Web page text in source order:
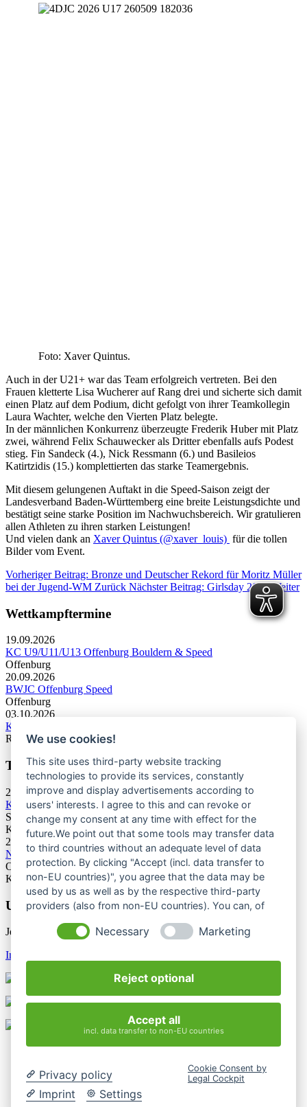
Foto: Xaver Quintus.
Auch in der U21+ war das Team erfolgreich vertreten. Bei den
Frauen kletterte Lisa Wucherer auf Rang drei und sicherte sich damit
einen Platz auf dem Podium, dicht gefolgt von ihrer Teamkollegin
Laura Wachter, welche den Vierten Platz belegte.
In der männlichen Konkurrenz überzeugte Frederik Huber mit Platz
zwei, während Felix Schauwecker als Dritter ebenfalls aufs Podest
stieg. Fin Sandeck (4.), Nick Ressmann (6.) und Basileios
Katirtzidis (15.) komplettierten das starke Teamergebnis.
Mit diesem gelungenen Auftakt in die Speed-Saison zeigt der
Landesverband Baden‑Württemberg eine breite Leistungsdichte und
bestätigt seine starke Position im Nachwuchsbereich. Wir gratulieren
allen Athleten zu ihren starken Leistungen!
Und vielen dank an Xaver Quintus (@xaver_louis) für die tollen
Bilder vom Event.
Vorheriger Beitrag: Bronze und Deutscher Rekord für Moritz Müller
bei der Jugend-WM Zurück Nächster Beitrag: Girlsday 2026Weiter
Wettkampftermine
19.09.2026
KC U9/U11/U13 Offenburg Bouldern & Speed
Offenburg
20.09.2026
BWJC Offenburg Speed
Offenburg
03.10.2026
KC U13 Rottweil Toprope & Speed
Rottweil
Termine Bergsport & Naturschutz
28.11.2026
Kletterforum 2026
Stuttgart
Kategorie: Tagung
25.06.2027
Naturschutztagung 2027
Oberes Donautal, Beuron
Kategorie: Tagung
Unsere Newsletter
Jetzt unsere Newsletter entdecken
Infos & Anmeldung
Kontakt
Datenschutzerklärung
Mediathek
Login
We use cookies!
This site uses third-party website tracking
technologies to provide its services, constantly
improve and display advertisements according to
users' interests. I agree to this and can revoke or
change my consent at any time with effect for the
future.We point out that some tools may transfer data
to third countries without an adequate level of data
protection. By clicking "Accept (incl. data transfer to
non-EU countries)", you agree that the data may be
used by us as well as by the respective third-party
providers (also from non-EU countries). You can, of
Necessary Marketing
Reject optional
Accept all
incl. data transfer to non-EU countries
Privacy policy
Imprint
Settings
Cookie Consent by
Legal Cockpit